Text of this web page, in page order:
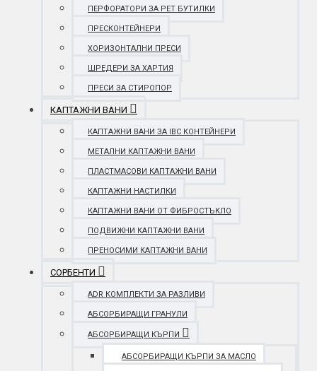
ПЕРФОРАТОРИ ЗА PET БУТИЛКИ
ПРЕСКОНТЕЙНЕРИ
ХОРИЗОНТАЛНИ ПРЕСИ
ШРЕДЕРИ ЗА ХАРТИЯ
ПРЕСИ ЗА СТИРОПОР
КАПТАЖНИ ВАНИ
КАПТАЖНИ ВАНИ ЗА IBC КОНТЕЙНЕРИ
МЕТАЛНИ КАПТАЖНИ ВАНИ
ПЛАСТМАСОВИ КАПТАЖНИ ВАНИ
КАПТАЖНИ НАСТИЛКИ
КАПТАЖНИ ВАНИ ОТ ФИБРОСТЪКЛО
ПОДВИЖНИ КАПТАЖНИ ВАНИ
ПРЕНОСИМИ КАПТАЖНИ ВАНИ
СОРБЕНТИ
ADR КОМПЛЕКТИ ЗА РАЗЛИВИ
АБСОРБИРАЩИ ГРАНУЛИ
АБСОРБИРАЩИ КЪРПИ
АБСОРБИРАЩИ КЪРПИ ЗА МАСЛО